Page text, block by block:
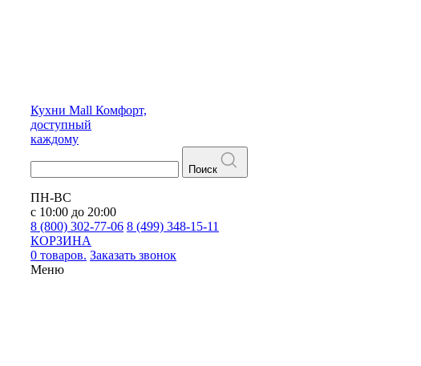
Кухни Mall Комфорт,
доступный
каждому
Поиск
ПН-ВС
с 10:00 до 20:00
8 (800) 302-77-06 8 (499) 348-15-11
КОРЗИНА
0 товаров. Заказать звонок
Меню